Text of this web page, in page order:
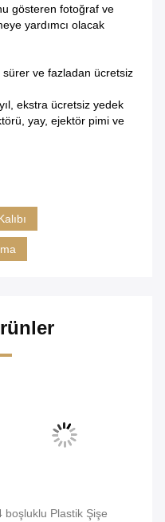
gösteren fotoğraf ve
yardımcı olacak
sürer ve fazladan ücretsiz
ekstra ücretsiz yedek
yay, ejektör pimi ve
boşluklu Plastik Şişe